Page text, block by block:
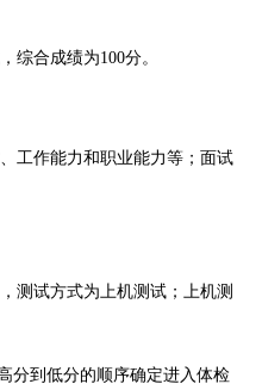
综合成绩为100分。
工作能力和职业能力等；面试
测试方式为上机测试；上机测
分到低分的顺序确定进入体检